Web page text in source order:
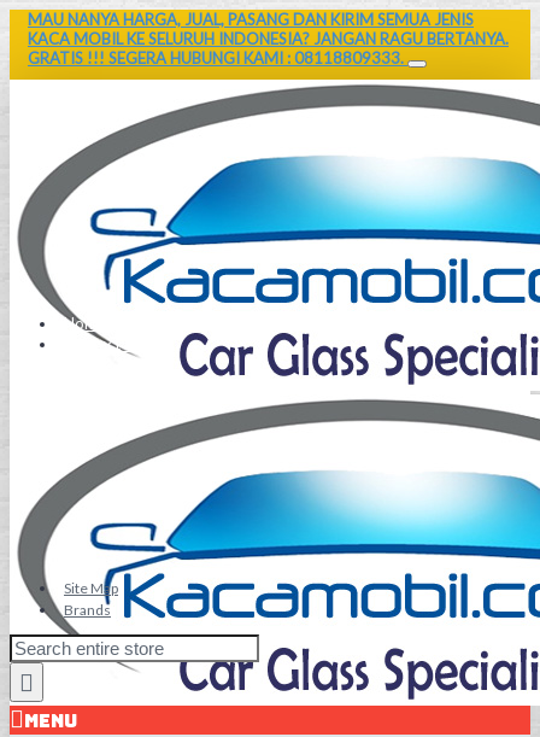
MAU NANYA HARGA, JUAL, PASANG DAN KIRIM SEMUA JENIS
KACA MOBIL KE SELURUH INDONESIA? JANGAN RAGU BERTANYA.
GRATIS !!! SEGERA HUBUNGI KAMI : 08118809333.
Home
Contact Us
Site Map
Brands
MENU